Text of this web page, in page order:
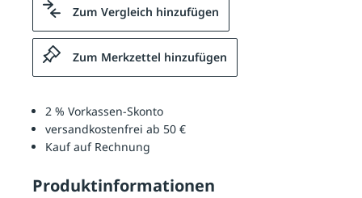
Zum Vergleich hinzufügen
Zum Merkzettel hinzufügen
2 % Vorkassen-Skonto
versandkostenfrei ab 50 €
Kauf auf Rechnung
Produktinformationen